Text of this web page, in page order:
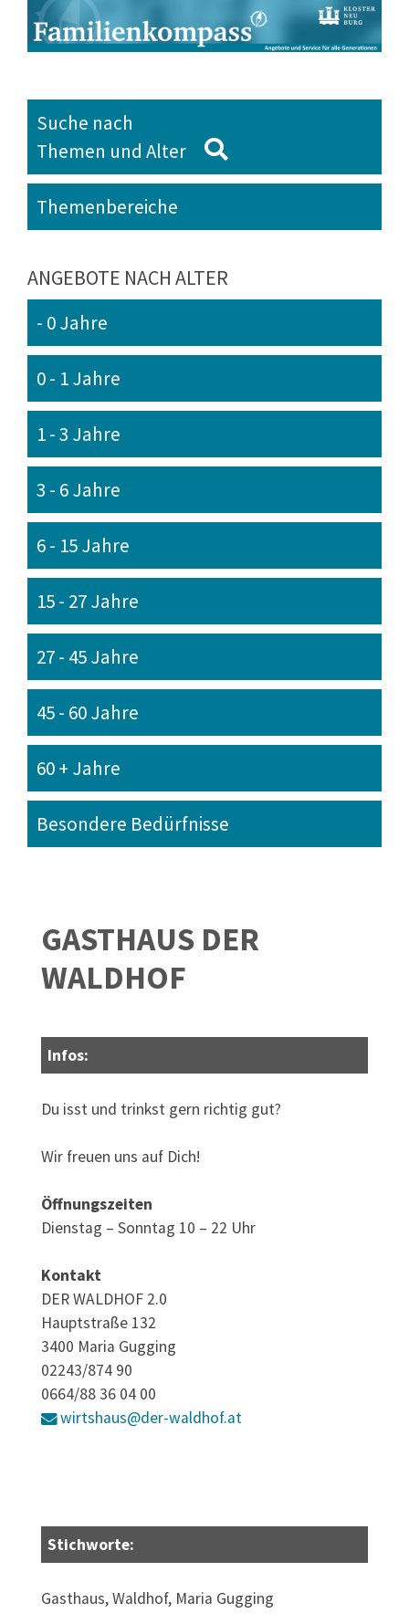
Suche nach
Themen und Alter
Themenbereiche
ANGEBOTE NACH ALTER
- 0 Jahre
0 - 1 Jahre
1 - 3 Jahre
3 - 6 Jahre
6 - 15 Jahre
15 - 27 Jahre
27 - 45 Jahre
45 - 60 Jahre
60 + Jahre
Besondere Bedürfnisse
GASTHAUS DER
WALDHOF
Infos:
Du isst und trinkst gern richtig gut?
Wir freuen uns auf Dich!
Öffnungszeiten
Dienstag – Sonntag 10 – 22 Uhr
Kontakt
DER WALDHOF 2.0
Hauptstraße 132
3400 Maria Gugging
02243/874 90
0664/88 36 04 00
wirtshaus@der-waldhof.at
Stichworte:
Gasthaus, Waldhof, Maria Gugging